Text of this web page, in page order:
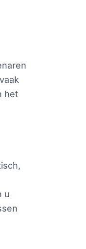
het
u